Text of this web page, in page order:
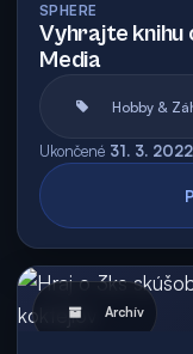
SPHERE
Vyhrajte
Media
Hobby &
Ukončené 31. 3. 2022
Archív